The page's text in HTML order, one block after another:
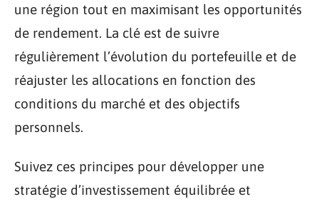
une région tout en maximisant les opportunités
de rendement. La clé est de suivre
régulièrement l’évolution du portefeuille et de
réajuster les allocations en fonction des
conditions du marché et des objectifs
personnels.
Suivez ces principes pour développer une
stratégie d’investissement équilibrée et